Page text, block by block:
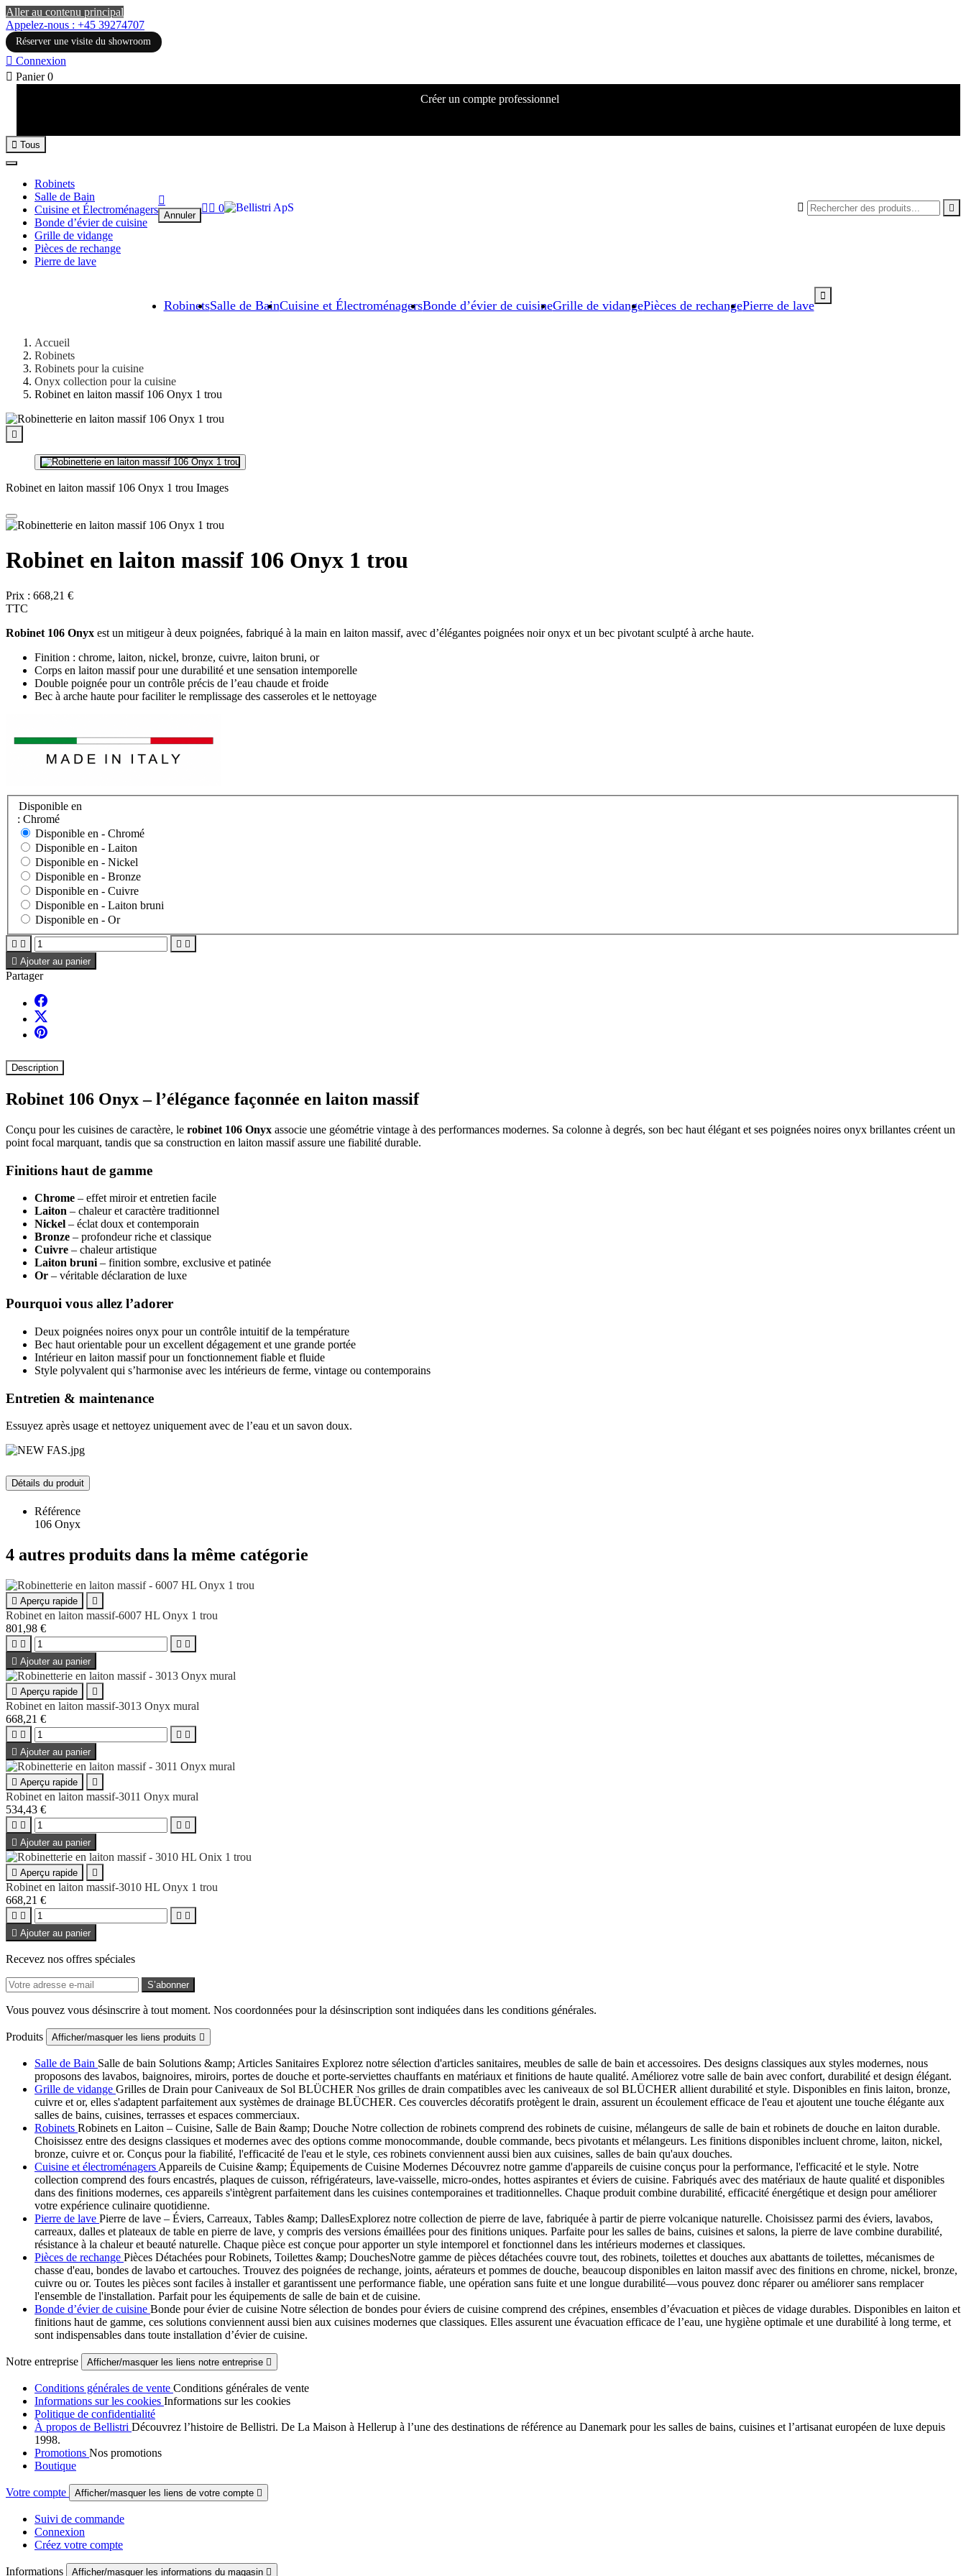
Aller au contenu principal
Appelez-nous : +45 39274707
Réserver une visite du showroom
 Connexion
 Panier 0
Créer un compte professionnel
RobinetsSalle de BainCuisine et ÉlectroménagersBonde d’évier de cuisineGrille de vidangePièces de rechangePierre de lave

 Tous
Robinets
Salle de Bain
Cuisine et Électroménagers
Bonde d’évier de cuisine
Grille de vidange
Pièces de rechange
Pierre de lave
 

Annuler
  0
Accueil
Robinets
Robinets pour la cuisine
Onyx collection pour la cuisine
Robinet en laiton massif 106 Onyx 1 trou

Robinet en laiton massif 106 Onyx 1 trou Images
Robinet en laiton massif 106 Onyx 1 trou
Prix : 668,21 €
TTC
Robinet 106 Onyx est un mitigeur à deux poignées, fabriqué à la main en laiton massif, avec d’élégantes poignées noir onyx et un bec pivotant sculpté à arche haute.
Finition : chrome, laiton, nickel, bronze, cuivre, laiton bruni, or
Corps en laiton massif pour une durabilité et une sensation intemporelle
Double poignée pour un contrôle précis de l’eau chaude et froide
Bec à arche haute pour faciliter le remplissage des casseroles et le nettoyage
Disponible en
: Chromé
Disponible en - Chromé
Disponible en - Laiton
Disponible en - Nickel
Disponible en - Bronze
Disponible en - Cuivre
Disponible en - Laiton bruni
Disponible en - Or
   
 Ajouter au panier
Partager
Description
Robinet 106 Onyx – l’élégance façonnée en laiton massif
Conçu pour les cuisines de caractère, le robinet 106 Onyx associe une géométrie vintage à des performances modernes. Sa colonne à degrés, son bec haut élégant et ses poignées noires onyx brillantes créent un
point focal marquant, tandis que sa construction en laiton massif assure une fiabilité durable.
Finitions haut de gamme
Chrome – effet miroir et entretien facile
Laiton – chaleur et caractère traditionnel
Nickel – éclat doux et contemporain
Bronze – profondeur riche et classique
Cuivre – chaleur artistique
Laiton bruni– finition sombre, exclusive et patinée
Or – véritable déclaration de luxe
Pourquoi vous allez l’adorer
Deux poignées noires onyx pour un contrôle intuitif de la température
Bec haut orientable pour un excellent dégagement et une grande portée
Intérieur en laiton massif pour un fonctionnement fiable et fluide
Style polyvalent qui s’harmonise avec les intérieurs de ferme, vintage ou contemporains
Entretien & maintenance
Essuyez après usage et nettoyez uniquement avec de l’eau et un savon doux.
Détails du produit
Référence
106 Onyx
4 autres produits dans la même catégorie
 Aperçu rapide 
Robinet en laiton massif-6007 HL Onyx 1 trou
801,98 €
   
 Ajouter au panier
 Aperçu rapide 
Robinet en laiton massif-3013 Onyx mural
668,21 €
   
 Ajouter au panier
 Aperçu rapide 
Robinet en laiton massif-3011 Onyx mural
534,43 €
   
 Ajouter au panier
 Aperçu rapide 
Robinet en laiton massif-3010 HL Onyx 1 trou
668,21 €
   
 Ajouter au panier
Recevez nos offres spéciales
Vous pouvez vous désinscrire à tout moment. Nos coordonnées pour la désinscription sont indiquées dans les conditions générales.
Produits Afficher/masquer les liens produits 
Salle de Bain Salle de bain Solutions &amp; Articles Sanitaires Explorez notre sélection d'articles sanitaires, meubles de salle de bain et accessoires. Des designs classiques aux styles modernes, nous
proposons des lavabos, baignoires, miroirs, portes de douche et porte-serviettes chauffants en matériaux et finitions de haute qualité. Améliorez votre salle de bain avec confort, durabilité et design élégant.
Grille de vidange Grilles de Drain pour Caniveaux de Sol BLÜCHER Nos grilles de drain compatibles avec les caniveaux de sol BLÜCHER allient durabilité et style. Disponibles en finis laiton, bronze,
cuivre et or, elles s'adaptent parfaitement aux systèmes de drainage BLÜCHER. Ces couvercles décoratifs protègent le drain, assurent un écoulement efficace de l'eau et ajoutent une touche élégante aux
salles de bains, cuisines, terrasses et espaces commerciaux.
Robinets Robinets en Laiton – Cuisine, Salle de Bain &amp; Douche Notre collection de robinets comprend des robinets de cuisine, mélangeurs de salle de bain et robinets de douche en laiton durable.
Choisissez entre des designs classiques et modernes avec des options comme monocommande, double commande, becs pivotants et mélangeurs. Les finitions disponibles incluent chrome, laiton, nickel,
bronze, cuivre et or. Conçus pour la fiabilité, l'efficacité de l'eau et le style, ces robinets conviennent aussi bien aux cuisines, salles de bain qu'aux douches.
Cuisine et électroménagers Appareils de Cuisine &amp; Équipements de Cuisine Modernes Découvrez notre gamme d'appareils de cuisine conçus pour la performance, l'efficacité et le style. Notre
collection comprend des fours encastrés, plaques de cuisson, réfrigérateurs, lave-vaisselle, micro-ondes, hottes aspirantes et éviers de cuisine. Fabriqués avec des matériaux de haute qualité et disponibles
dans des finitions modernes, ces appareils s'intègrent parfaitement dans les cuisines contemporaines et traditionnelles. Chaque produit combine durabilité, efficacité énergétique et design pour améliorer
votre expérience culinaire quotidienne.
Pierre de lave Pierre de lave – Éviers, Carreaux, Tables &amp; DallesExplorez notre collection de pierre de lave, fabriquée à partir de pierre volcanique naturelle. Choisissez parmi des éviers, lavabos,
carreaux, dalles et plateaux de table en pierre de lave, y compris des versions émaillées pour des finitions uniques. Parfaite pour les salles de bains, cuisines et salons, la pierre de lave combine durabilité,
résistance à la chaleur et beauté naturelle. Chaque pièce est conçue pour apporter un style intemporel et fonctionnel dans les intérieurs modernes et classiques.
Pièces de rechange Pièces Détachées pour Robinets, Toilettes &amp; DouchesNotre gamme de pièces détachées couvre tout, des robinets, toilettes et douches aux abattants de toilettes, mécanismes de
chasse d'eau, bondes de lavabo et cartouches. Trouvez des poignées de rechange, joints, aérateurs et pommes de douche, beaucoup disponibles en laiton massif avec des finitions en chrome, nickel, bronze,
cuivre ou or. Toutes les pièces sont faciles à installer et garantissent une performance fiable, une opération sans fuite et une longue durabilité—vous pouvez donc réparer ou améliorer sans remplacer
l'ensemble de l'installation. Parfait pour les équipements de salle de bain et de cuisine.
Bonde d’évier de cuisine Bonde pour évier de cuisine Notre sélection de bondes pour éviers de cuisine comprend des crépines, ensembles d’évacuation et pièces de vidage durables. Disponibles en laiton et
finitions haut de gamme, ces solutions conviennent aussi bien aux cuisines modernes que classiques. Elles assurent une évacuation efficace de l’eau, une hygiène optimale et une durabilité à long terme, et
sont indispensables dans toute installation d’évier de cuisine.
Notre entreprise Afficher/masquer les liens notre entreprise 
Conditions générales de vente Conditions générales de vente
Informations sur les cookies Informations sur les cookies
Politique de confidentialité
À propos de Bellistri Découvrez l’histoire de Bellistri. De La Maison à Hellerup à l’une des destinations de référence au Danemark pour les salles de bains, cuisines et l’artisanat européen de luxe depuis
1998.
Promotions Nos promotions
Boutique
Votre compte Afficher/masquer les liens de votre compte 
Suivi de commande
Connexion
Créez votre compte
Informations Afficher/masquer les informations du magasin 